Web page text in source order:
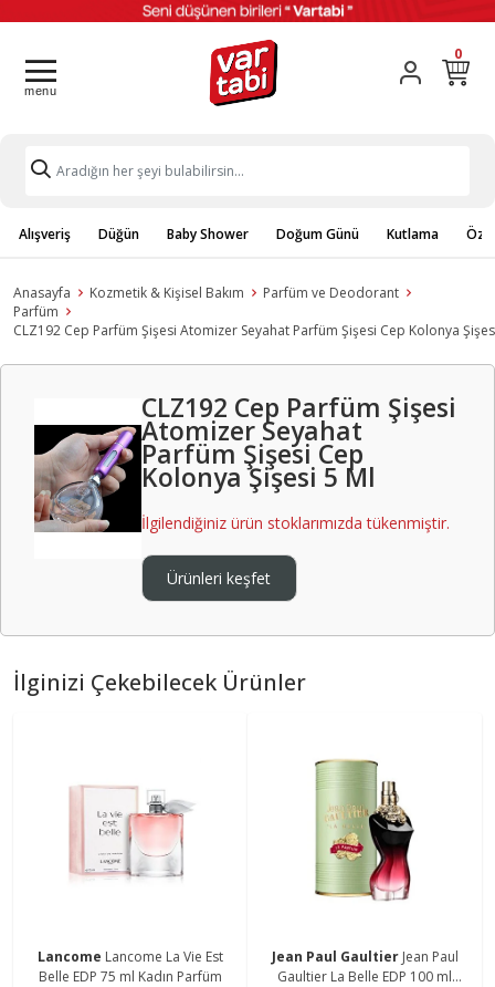
0
Alışveriş Düğün Baby Shower Doğum Günü Kutlama
Anasayfa Kozmetik & Kişisel Bakım
Parfüm ve Deodorant
Parfüm
CLZ192 Cep Parfüm Şişesi Atomizer Seyahat Parfüm Şişesi Cep Kolonya
CLZ192 Cep Parfüm Şişesi
Atomizer Seyahat
Parfüm Şişesi Cep
Kolonya Şişesi 5 Ml
İlgilendiğiniz ürün stoklarımızda tükenmiştir.
Ürünleri keşfet
İlginizi Çekebilecek Ürünler
Lancome Lancome La Vie Est
Belle EDP 75 ml Kadın Parfüm
Jean Paul Gaultier Jean Paul
Gaultier La Belle EDP 100 ml